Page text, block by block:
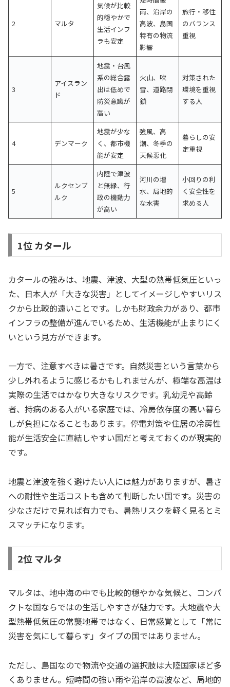
2 マルタ
気候が比較
的穏やかで
生活インフ
ラも安定
雨、沿岸の
高波、島国
特有の物流
影響
旅行・移住
のバランス
重視
3
アイスラン
ド
地震・台風
系の総合露
出は低めで
防災意識が
高い
火山、吹
雪、道路閉
鎖
対策された
環境を重視
する人
4 デンマーク
地震が少な
く、都市機
能が安定
強風、高
潮、冬季の
天候悪化
暮らしの安
定重視
5
ルクセンブ
ルク
内陸で津波
と無縁、行
政の機動力
が高い
河川の増
水、局地的
な水害
小回りの利
く安全性を
求める人
1位 カタール
カタールの強みは、地震、津波、大型の熱帯低気圧といっ
た、日本人が「大きな災害」としてイメージしやすいリス
クから比較的遠いことです。しかも財政余力があり、都市
インフラの整備が進んでいるため、生活機能が止まりにく
いという見方ができます。
一方で、注意すべきは暑さです。自然災害という言葉から
少し外れるように感じるかもしれませんが、極端な高温は
実際の生活ではかなり大きなリスクです。乳幼児や高齢
者、持病のある人がいる家庭では、冷房依存度の高い暮ら
しが負担になることもあります。停電対策や住居の冷房性
能が生活安全に直結しやすい国だと考えておくのが現実的
です。
地震と津波を強く避けたい人には魅力がありますが、暑さ
への耐性や生活コストも含めて判断したい国です。災害の
少なさだけで見れば有力でも、暑熱リスクを軽く見るとミ
スマッチになります。
2位 マルタ
マルタは、地中海の中でも比較的穏やかな気候と、コンパ
クトな国ならではの生活しやすさが魅力です。大地震や大
型熱帯低気圧の常襲地帯ではなく、日常感覚として「常に
災害を気にして暮らす」タイプの国ではありません。
ただし、島国なので物流や交通の選択肢は大陸国家ほど多
くありません。短時間の強い雨や沿岸の高波など、局地的